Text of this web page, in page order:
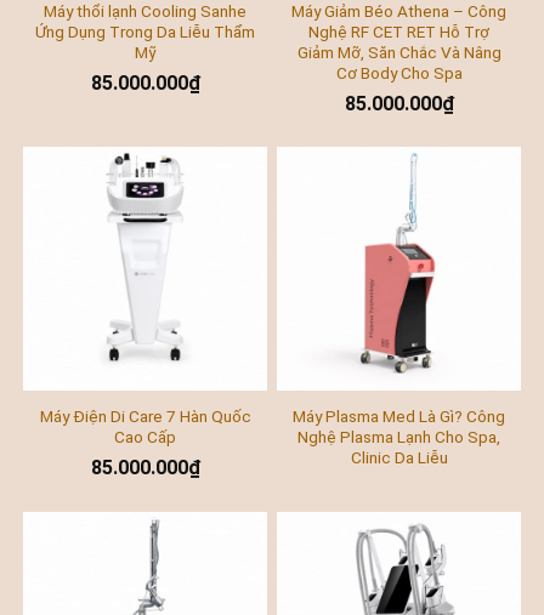
Máy thổi lạnh Cooling Sanhe
Ứng Dụng Trong Da Liễu Thẩm
Mỹ
85.000.000₫
Máy Giảm Béo Athena – Công
Nghệ RF CET RET Hỗ Trợ
Giảm Mỡ, Săn Chắc Và Nâng
Cơ Body Cho Spa
85.000.000₫
Máy Điện Di Care 7 Hàn Quốc
Cao Cấp
85.000.000₫
Máy Plasma Med Là Gì? Công
Nghệ Plasma Lạnh Cho Spa,
Clinic Da Liễu